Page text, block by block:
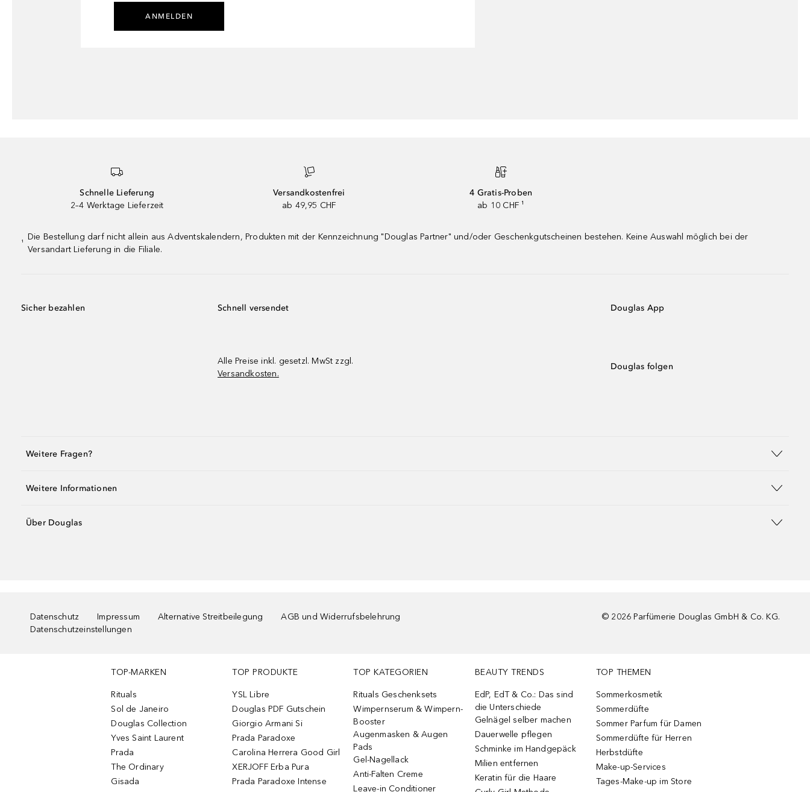
ANMELDEN
Schnelle Lieferung
2–4 Werktage Lieferzeit
Versandkostenfrei
ab 49,95 CHF
4 Gratis-Proben
ab 10 CHF ¹
¹
Die Bestellung darf nicht allein aus Adventskalendern, Produkten mit der Kennzeichnung "Douglas Partner" und/oder Geschenkgutscheinen bestehen. Keine Auswahl möglich bei der
Versandart Lieferung in die Filiale.
Sicher bezahlen Schnell versendet
Alle Preise inkl. gesetzl. MwSt zzgl.
Versandkosten.
Douglas App
Douglas folgen
Weitere Fragen?
Weitere Informationen
Über Douglas
Datenschutz Impressum Alternative Streitbeilegung
AGB und Widerrufsbelehrung
Datenschutzeinstellungen
© 2026 Parfümerie Douglas GmbH & Co. KG.
TOP-MARKEN
Rituals
Sol de Janeiro
Douglas Collection
Yves Saint Laurent
Prada
The Ordinary
Gisada
TOP PRODUKTE
YSL Libre
Douglas PDF Gutschein
Giorgio Armani Si
Prada Paradoxe
Carolina Herrera Good Girl
XERJOFF Erba Pura
Prada Paradoxe Intense
TOP KATEGORIEN
Rituals Geschenksets
Wimpernserum & Wimpern-
Booster
Augenmasken & Augen
Pads
Gel-Nagellack
Anti-Falten Creme
Leave-in Conditioner
BEAUTY TRENDS
EdP, EdT & Co.: Das sind
die Unterschiede
Gelnägel selber machen
Dauerwelle pflegen
Schminke im Handgepäck
Milien entfernen
Keratin für die Haare
TOP THEMEN
Sommerkosmetik
Sommerdüfte
Sommer Parfum für Damen
Sommerdüfte für Herren
Herbstdüfte
Make-up-Services
Tages-Make-up im Store